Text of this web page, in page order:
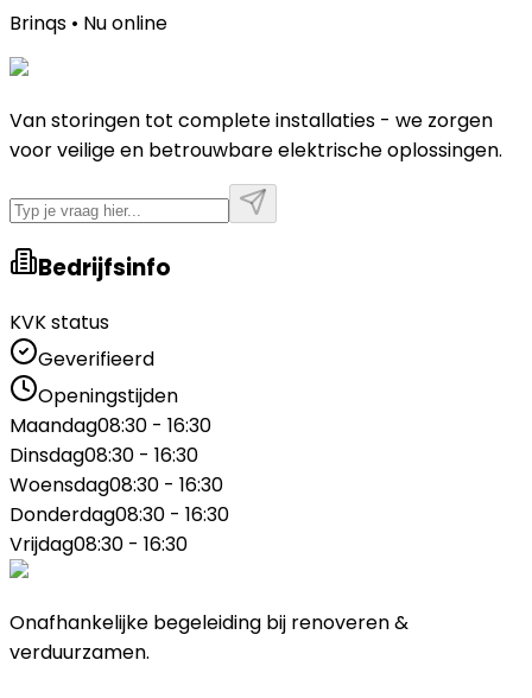
Brinqs • Nu online
Van storingen tot complete installaties - we zorgen
voor veilige en betrouwbare elektrische oplossingen.
Bedrijfsinfo
KVK status
Geverifieerd
Openingstijden
Maandag08:30 - 16:30
Dinsdag08:30 - 16:30
Woensdag08:30 - 16:30
Donderdag08:30 - 16:30
Vrijdag08:30 - 16:30
Onafhankelijke begeleiding bij renoveren &
verduurzamen.